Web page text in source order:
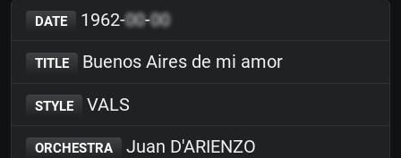
DATE 1962-00-00
TITLE Buenos Aires de mi amor
STYLE VALS
ORCHESTRA Juan D'ARIENZO